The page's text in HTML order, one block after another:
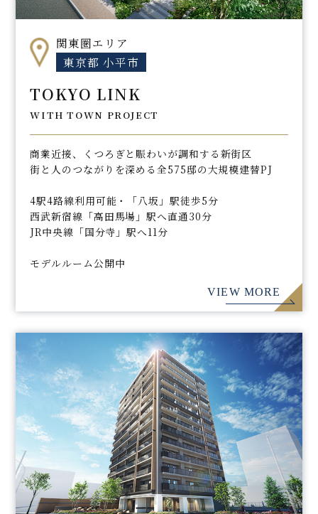
関東圏エリア
東京都 小平市
TOKYO LINK
WITH TOWN PROJECT
商業近接、くつろぎと賑わいが調和する新街区
街と人のつながりを深める全575邸の大規模建替PJ
4駅4路線利用可能・「八坂」駅徒歩5分
西武新宿線「高田馬場」駅へ直通30分
JR中央線「国分寺」駅へ11分
モデルルーム公開中
VIEW MORE